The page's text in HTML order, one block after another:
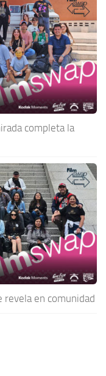
completa la
revela en comunidad